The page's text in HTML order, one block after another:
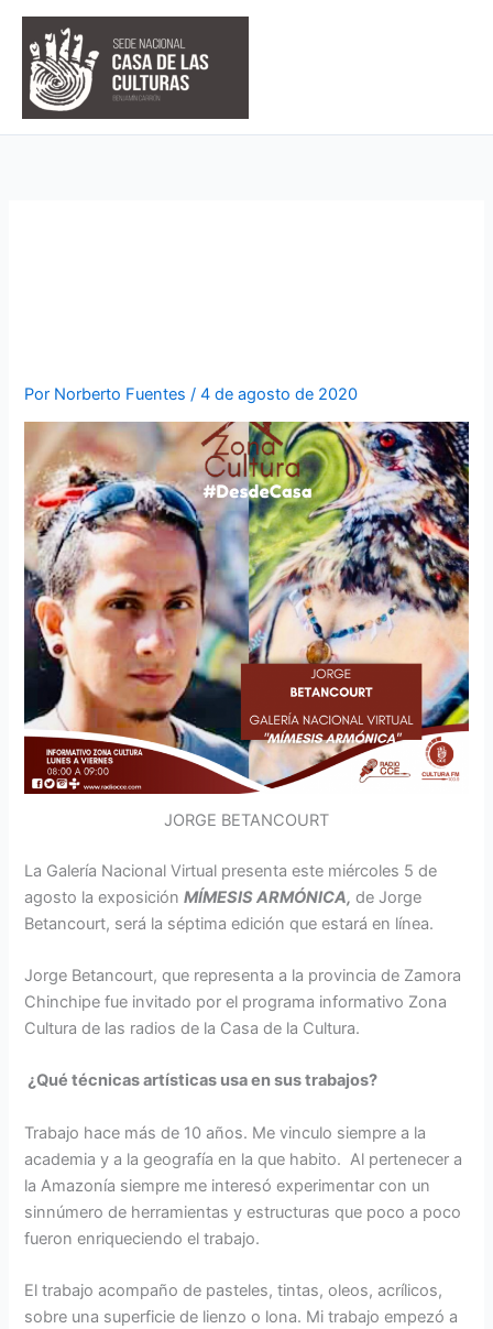
contenido
Por Norberto Fuentes /4 de agosto de 2020
JORGE BETANCOURT
La Galería Nacional Virtual presenta este miércoles 5 de
agosto la exposiciónMÍMESIS ARMÓNICA, de Jorge
Betancourt, será la séptima edición que estará en línea.
Jorge Betancourt, que representa a la provincia de Zamora
Chinchipe fue invitado por el programa informativo Zona
Cultura de las radios de la Casa de la Cultura.
¿Qué técnicas artísticas usa en sus trabajos?
Trabajo hace más de 10 años. Me vinculo siempre a la
academia y a la geografía en la que habito. Al pertenecer a
la Amazonía siempre me interesó experimentar con un
sinnúmero de herramientas y estructuras que poco a poco
fueron enriqueciendo el trabajo.
El trabajo acompaño de pasteles, tintas, oleos, acrílicos,
sobre una superficie de lienzo o lona. Mi trabajo empezó a